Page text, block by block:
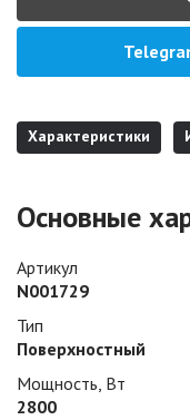
Характеристики
Основные
Артикул
N001729
Тип
Поверхностный
Мощность, Вт
2800